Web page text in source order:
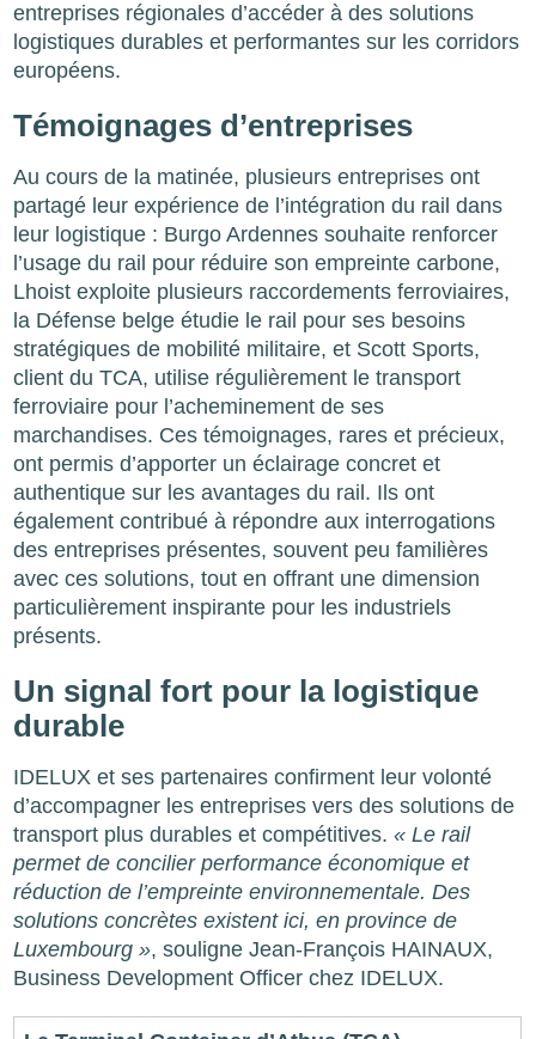
entreprises régionales d’accéder à des solutions
logistiques durables et performantes sur les corridors
européens.
Témoignages d’entreprises
Au cours de la matinée, plusieurs entreprises ont
partagé leur expérience de l’intégration du rail dans
leur logistique : Burgo Ardennes souhaite renforcer
l’usage du rail pour réduire son empreinte carbone,
Lhoist exploite plusieurs raccordements ferroviaires,
la Défense belge étudie le rail pour ses besoins
stratégiques de mobilité militaire, et Scott Sports,
client du TCA, utilise régulièrement le transport
ferroviaire pour l’acheminement de ses
marchandises. Ces témoignages, rares et précieux,
ont permis d’apporter un éclairage concret et
authentique sur les avantages du rail. Ils ont
également contribué à répondre aux interrogations
des entreprises présentes, souvent peu familières
avec ces solutions, tout en offrant une dimension
particulièrement inspirante pour les industriels
présents.
Un signal fort pour la logistique
durable
IDELUX et ses partenaires confirment leur volonté
d’accompagner les entreprises vers des solutions de
transport plus durables et compétitives.« Le rail
permet de concilier performance économique et
réduction de l’empreinte environnementale. Des
solutions concrètes existent ici, en province de
Luxembourg », souligne Jean-François HAINAUX,
Business Development Officer chez IDELUX.